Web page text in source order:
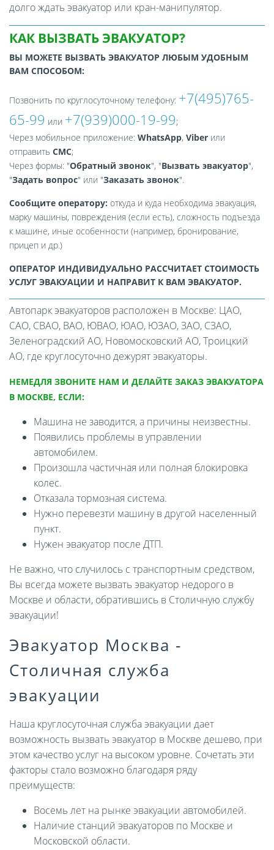
долго ждать эвакуатор или кран-манипулятор.
КАК ВЫЗВАТЬ ЭВАКУАТОР?
ВЫ МОЖЕТЕ ВЫЗВАТЬ ЭВАКУАТОР ЛЮБЫМ УДОБНЫМ
ВАМ СПОСОБОМ:
Позвонить по круглосуточному телефону: +7(495)765-
65-99 или +7(939)000-19-99;
Через мобильное приложение: WhatsApp, Viber или
отправить СМС;
Через формы: "Обратный звонок", "Вызвать эвакуатор",
"Задать вопрос" или "Заказать звонок".
Сообщите оператору: откуда и куда необходима эвакуация,
марку машины, повреждения (если есть), сложность подъезда
к машине, иные особенности (например, бронирование,
прицеп и др.)
ОПЕРАТОР ИНДИВИДУАЛЬНО РАССЧИТАЕТ СТОИМОСТЬ
УСЛУГ ЭВАКУАЦИИ И НАПРАВИТ К ВАМ ЭВАКУАТОР.
Автопарк эвакуаторов расположен в Москве: ЦАО,
САО, СВАО, ВАО, ЮВАО, ЮАО, ЮЗАО, ЗАО, СЗАО,
Зеленоградский АО, Новомосковский АО, Троицкий
АО, где круглосуточно дежурят эвакуаторы.
НЕМЕДЛЯ ЗВОНИТЕ НАМ И ДЕЛАЙТЕ ЗАКАЗ ЭВАКУАТОРА
В МОСКВЕ, ЕСЛИ:
Машина не заводится, а причины неизвестны.
Появились проблемы в управлении
автомобилем.
Произошла частичная или полная блокировка
колес.
Отказала тормозная система.
Нужно перевезти машину в другой населенный
пункт.
Нужен эвакуатор после ДТП.
Не важно, что случилось с транспортным средством,
Вы всегда можете вызвать эвакуатор недорого в
Москве и области, обратившись в Столичную службу
эвакуации!
Эвакуатор Москва -
Столичная служба
эвакуации
Наша круглосуточная служба эвакуации дает
возможность вызвать эвакуатор в Москве дешево, при
этом качество услуг на высоком уровне. Сочетать эти
факторы стало возможно благодаря ряду
преимуществ:
Восемь лет на рынке эвакуации автомобилей.
Наличие станций эвакуаторов по Москве и
Московской области.